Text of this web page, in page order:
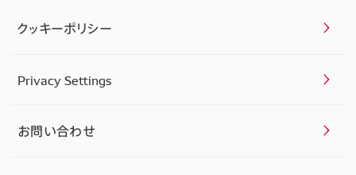
クッキーポリシー
Privacy Settings
お問い合わせ